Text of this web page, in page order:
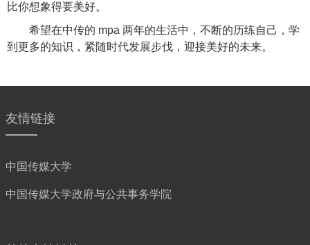
比你想象得要美好。
希望在中传的 mpa 两年的生活中，不断的历练自己，学
到更多的知识，紧随时代发展步伐，迎接美好的未来。
友情链接
中国传媒大学
中国传媒大学政府与公共事务学院